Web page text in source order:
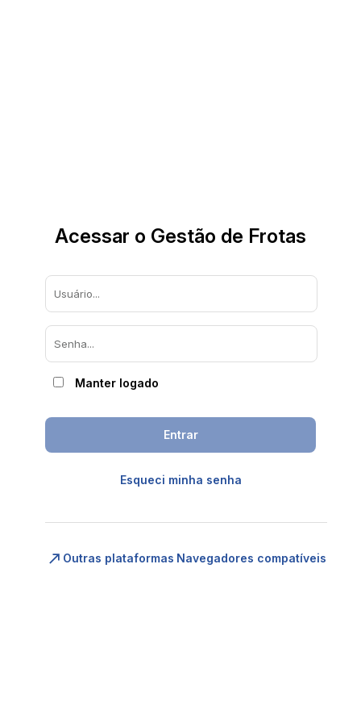
Acessar o Gestão de Frotas
Manter logado
Esqueci minha senha
Outras plataformas Navegadores compatíveis